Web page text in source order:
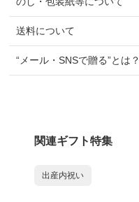
送料について
“メール・SNSで贈る”とは？
関連ギフト特集
出産内祝い